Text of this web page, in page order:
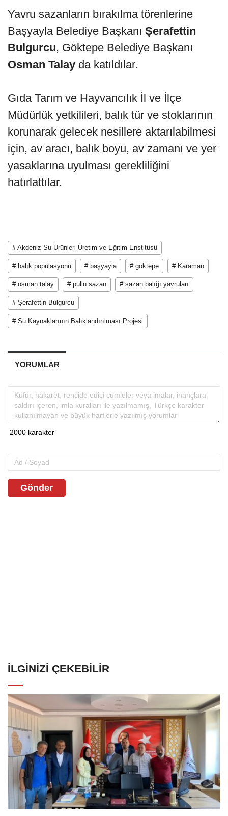
Yavru sazanların bırakılma törenlerine
Başyayla Belediye Başkanı Şerafettin
Bulgurcu, Göktepe Belediye Başkanı
Osman Talay da katıldılar.
Gıda Tarım ve Hayvancılık İl ve İlçe
Müdürlük yetkilileri, balık tür ve stoklarının
korunarak gelecek nesillere aktarılabilmesi
için, av aracı, balık boyu, av zamanı ve yer
yasaklarına uyulması gerekliliğini
hatırlattılar.
# Akdeniz Su Ürünleri Üretim ve Eğitim Enstitüsü
# balık popülasyonu # başyayla # göktepe # Karaman
# osman talay # pullu sazan # sazan balığı yavruları
# Şerafettin Bulgurcu
# Su Kaynaklarının Balıklandırılması Projesi
YORUMLAR
Gönder
İLGINIZI ÇEKEBILIR